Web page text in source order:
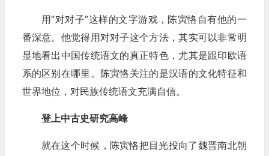
用“对对子”这样的文字游戏，陈寅恪自有他的一
番深意。他觉得用对对子这个方法，其实可以非常明
显地看出中国传统语文的真正特色，尤其是跟印欧语
系的区别在哪里。陈寅恪关注的是汉语的文化特征和
世界地位，对民族传统语文充满自信。
登上中古史研究高峰
就在这个时候，陈寅恪把目光投向了魏晋南北朝